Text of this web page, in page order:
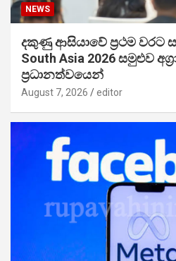
NEWS
දකුණු ආසියාවේ ප්‍රථම වරට
South Asia 2026 සමුළුව
ප්‍රධානත්වයෙන්
August 7, 2026 editor